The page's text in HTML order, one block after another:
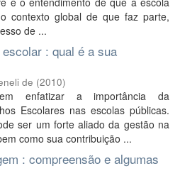
contexto global de que faz parte,
de ...
: qual é a sua
de (2010)
enfatizar a importância da
Escolares nas escolas públicas.
ser um forte aliado da gestão na
como sua contribuição ...
: compreensão e algumas